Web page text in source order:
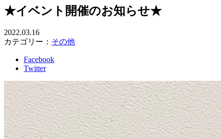
★イベント開催のお知らせ★
2022.03.16
カテゴリー： その他
Facebook
Twitter